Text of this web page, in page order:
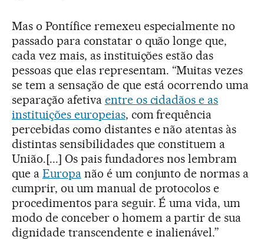
Mas o Pontífice remexeu especialmente no
passado para constatar o quão longe que,
cada vez mais, as instituições estão das
pessoas que elas representam. “Muitas vezes
se tem a sensação de que está ocorrendo uma
separação afetiva entre os cidadãos e as
instituições europeias, com frequência
percebidas como distantes e não atentas às
distintas sensibilidades que constituem a
União.[...] Os pais fundadores nos lembram
que a Europanão é um conjunto de normas a
cumprir, ou um manual de protocolos e
procedimentos para seguir. É uma vida, um
modo de conceber o homem a partir de sua
dignidade transcendente e inalienável.”